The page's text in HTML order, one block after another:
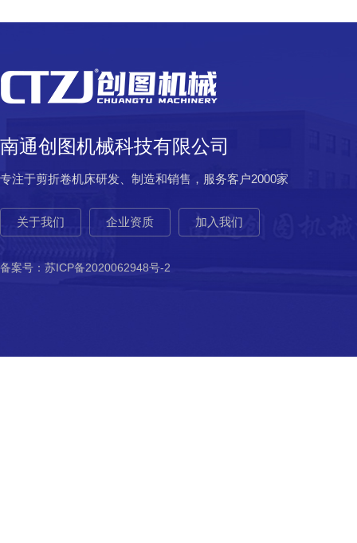
南通创图机械科技有限公司
专注于剪折卷机床研发、制造和销售，服务客户2000家
关于我们 企业资质 加入我们
备案号： 苏ICP备2020062948号-2